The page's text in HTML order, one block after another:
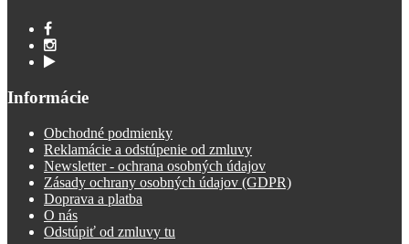
Informácie
Obchodné podmienky
Reklamácie a odstúpenie od zmluvy
Newsletter - ochrana osobných údajov
Zásady ochrany osobných údajov (GDPR)
Doprava a platba
O nás
Odstúpiť od zmluvy tu